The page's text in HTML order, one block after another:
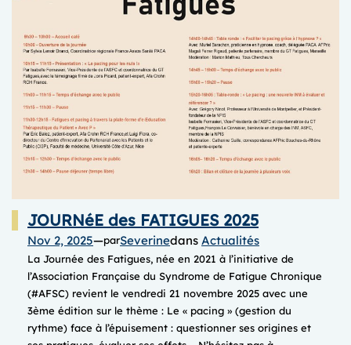
RARES
JOURNéE des FATIGUES 2025
Nov 2, 2025—parSeverinedans Actualités
La Journée des Fatigues, née en 2021 à l’initiative de
l’Association Française du Syndrome de Fatigue Chronique
(#AFSC) revient le vendredi 21 novembre 2025 avec une
3ème édition sur le thème : Le « pacing » (gestion du
rythme) face à l’épuisement : questionner ses origines et